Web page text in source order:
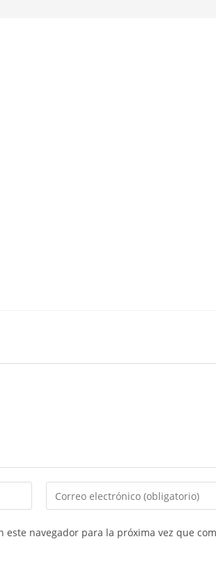
navegador para la próxima vez que